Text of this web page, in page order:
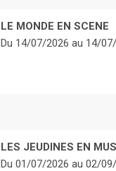
LE MONDE EN SCENE
Du 14/07/2026au 14/
LES JEUDINES EN
Du 01/07/2026au 02/